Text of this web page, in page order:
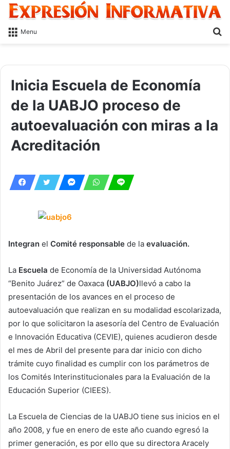
Menu
Inicia Escuela de Economía
de la UABJO proceso de
autoevaluación con miras a la
Acreditación
Integran el Comité responsable de la evaluación.
La Escuela de Economía de la Universidad Autónoma
“Benito Juárez” de Oaxaca (UABJO)llevó a cabo la
presentación de los avances en el proceso de
autoevaluación que realizan en su modalidad escolarizada,
por lo que solicitaron la asesoría del Centro de Evaluación
e Innovación Educativa (CEVIE), quienes acudieron desde
el mes de Abril del presente para dar inicio con dicho
trámite cuyo finalidad es cumplir con los parámetros de
los Comités Interinstitucionales para la Evaluación de la
Educación Superior (CIEES).
La Escuela de Ciencias de la UABJO tiene sus inicios en el
año 2008, y fue en enero de este año cuando egresó la
primer generación, es por ello que su directora Aracely